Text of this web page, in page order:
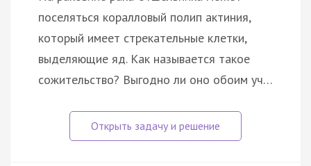
поселяться коралловый полип актиния,
который имеет стрекательные клетки,
выделяющие яд. Как называется такое
сожительство? Выгодно ли оно обоим уч…